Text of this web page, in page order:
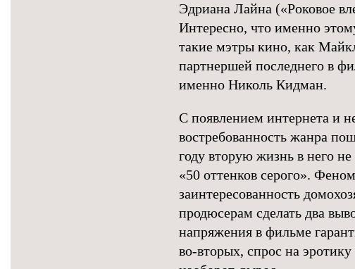
Эдриана Лайна («Роковое
Интересно, что именно
такие мэтры кино, как
партнершей последнего в
именно Николь Кидман.
С появлением интернета и
востребованность жанра
году вторую жизнь в него
«50 оттенков серого».
заинтересованность
продюсерам сделать два
напряжения в фильме
во-вторых, спрос на эротику